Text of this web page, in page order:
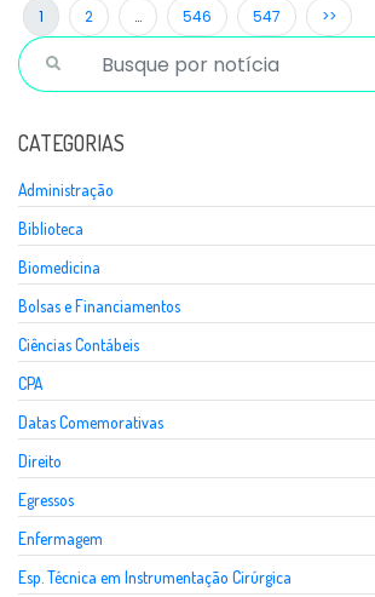
1 2 … 546 547 >>
CATEGORIAS
Administração
Biblioteca
Biomedicina
Bolsas e Financiamentos
Ciências Contábeis
CPA
Datas Comemorativas
Direito
Egressos
Enfermagem
Esp. Técnica em Instrumentação Cirúrgica